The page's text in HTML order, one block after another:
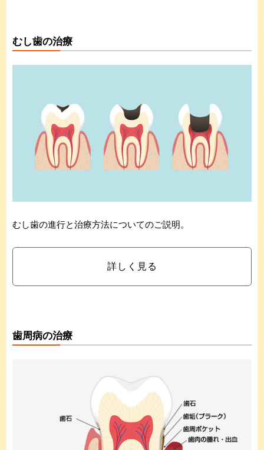
むし歯の治療
むし歯の進行と治療方法についてのご説明。
詳しく見る
歯周病の治療